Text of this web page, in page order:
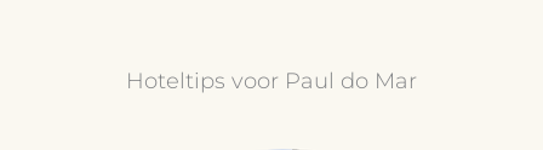
Hoteltips voor Paul do Mar